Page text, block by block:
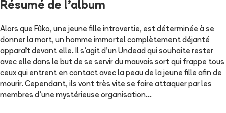
Résumé de l'album
Alors que Fûko, une jeune fille introvertie, est déterminée à se
donner la mort, un homme immortel complètement déjanté
apparaît devant elle. Il s'agit d'un Undead qui souhaite rester
avec elle dans le but de se servir du mauvais sort qui frappe tous
ceux qui entrent en contact avec la peau de la jeune fille afin de
mourir. Cependant, ils vont très vite se faire attaquer par les
membres d'une mystérieuse organisation...